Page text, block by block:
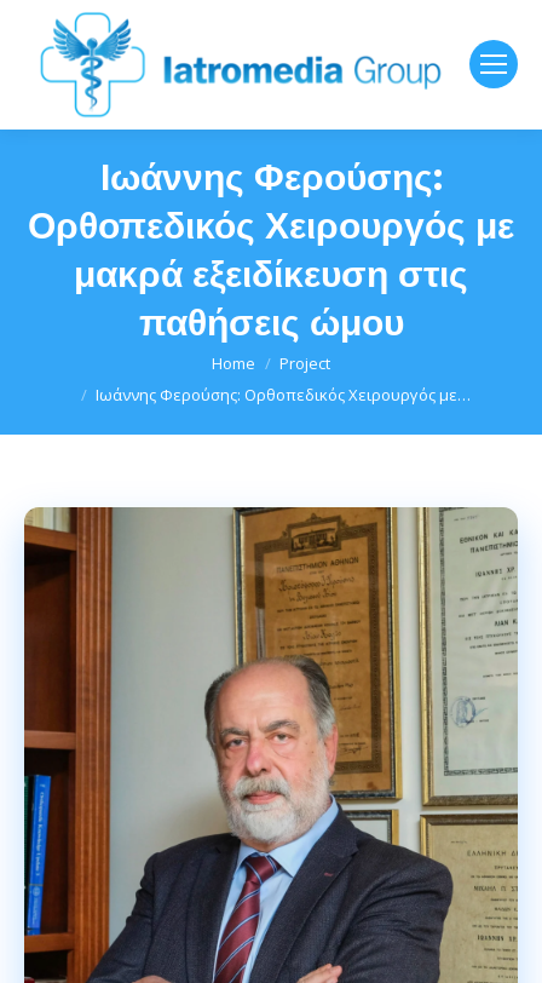
Ιωάννης Φερούσης:
Ορθοπεδικός Χειρουργός με
μακρά εξειδίκευση στις
παθήσεις ώμου
Home
Project
Ιωάννης Φερούσης: Ορθοπεδικός Χειρουργός με…